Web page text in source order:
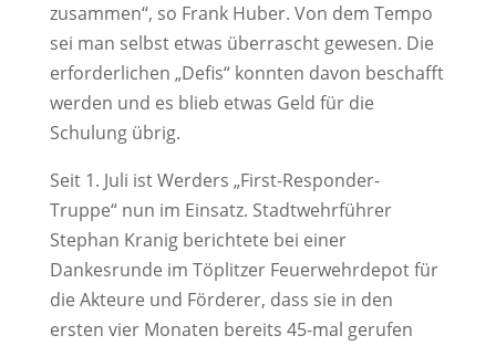
zusammen“, so Frank Huber. Von dem Tempo
sei man selbst etwas überrascht gewesen. Die
erforderlichen „Defis“ konnten davon beschafft
werden und es blieb etwas Geld für die
Schulung übrig.
Seit 1. Juli ist Werders „First-Responder-
Truppe“ nun im Einsatz. Stadtwehrführer
Stephan Kranig berichtete bei einer
Dankesrunde im Töplitzer Feuerwehrdepot für
die Akteure und Förderer, dass sie in den
ersten vier Monaten bereits 45-mal gerufen